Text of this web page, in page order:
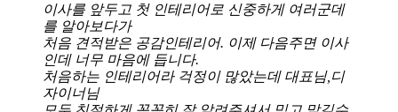
이사를 앞두고 첫 인테리어로 신중하게 여러군데
를 알아보다가
처음 견적받은 공감인테리어. 이제 다음주면 이사
인데 너무 마음에 듭니다.
처음하는 인테리어라 걱정이 많았는데 대표님,디
자이너님